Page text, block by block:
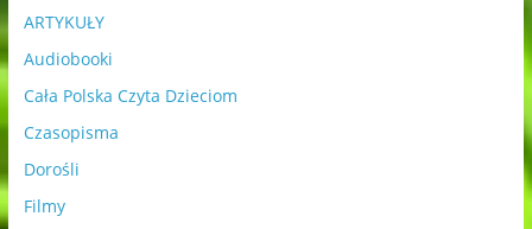
ARTYKUŁY
Audiobooki
Cała Polska Czyta Dzieciom
Czasopisma
Dorośli
Filmy